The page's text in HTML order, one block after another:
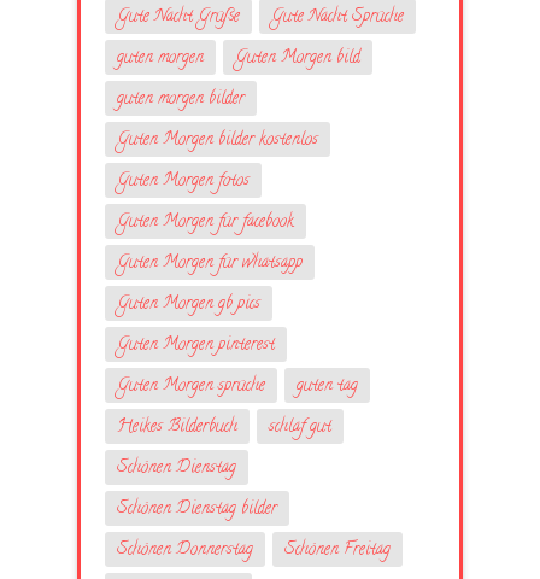
Gute Nacht Grüße
Gute Nacht Sprüche
guten morgen
Guten Morgen bild
guten morgen bilder
Guten Morgen bilder kostenlos
Guten Morgen fotos
Guten Morgen für facebook
Guten Morgen für whatsapp
Guten Morgen gb pics
Guten Morgen pinterest
Guten Morgen sprüche
guten tag
Heikes Bilderbuch
schlaf gut
Schönen Dienstag
Schönen Dienstag bilder
Schönen Donnerstag
Schönen Freitag